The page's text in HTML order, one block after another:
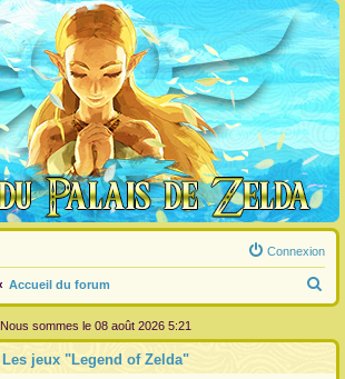
Connexion
Accueil du forum
e
c
Nous sommes le 08 août 2026 5:21
Les jeux "Legend of Zelda"